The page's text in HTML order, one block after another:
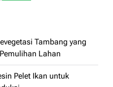
Tambang yang
Lahan
Pelet Ikan untuk